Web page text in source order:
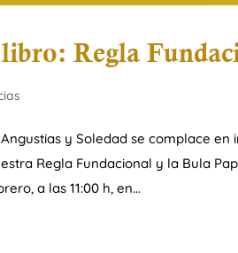
Regla
y Soledad se complace
Regla Fundacional y la Bula
a las 11:00 h, en...